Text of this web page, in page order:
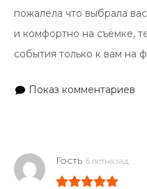
пожалела что выбрала
и комфортно на съёмке,
события только к вам на
Показ комментариев
Гость 5 летназад